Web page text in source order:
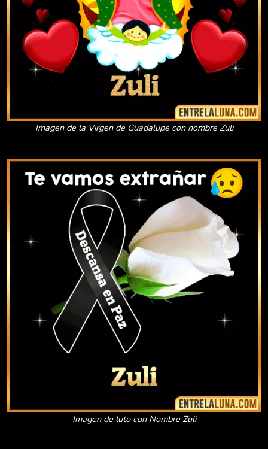
Imagen de la Virgen de Guadalupe con nombre Zuli
Imagen de luto con Nombre Zuli